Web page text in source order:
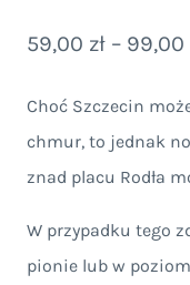
59,00 zł – 99,00
Choć Szczecin
chmur, to jednak
znad placu Rodła
W przypadku tego
pionie lub w